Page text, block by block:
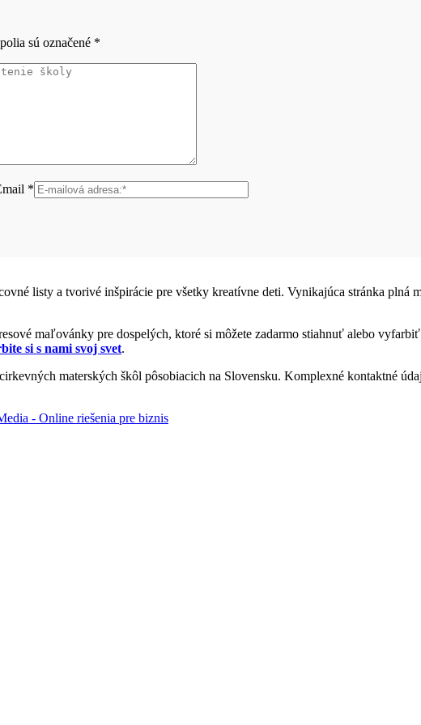
sú označené *
*
listy a tvorivé inšpirácie pre všetky kreatívne deti. Vynikajúca stránka
maľovánky pre dospelých, ktoré si môžete zadarmo stiahnuť alebo
si s nami svoj svet.
materských škôl pôsobiacich na Slovensku. Komplexné kontaktné
- Online riešenia pre biznis